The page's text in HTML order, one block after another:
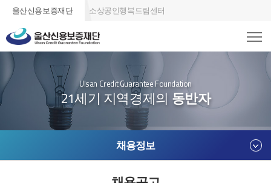
울산신용보증재단 소상공인행복드림센터
Ulsan Credit Guarantee Foundation
21세기 지역경제의 동반자
채용정보